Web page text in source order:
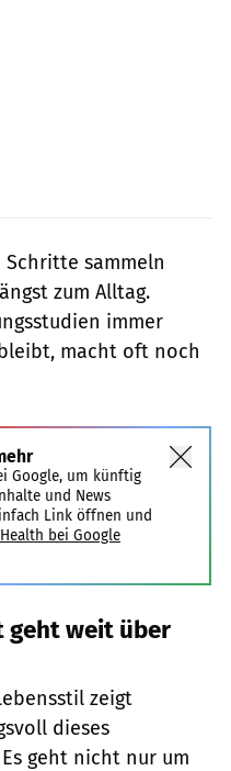
sammeln
zum Alltag.
immer
macht oft noch
Google, um künftig
und News
Link öffnen und
bei Google
geht weit über
zeigt
dieses
geht nicht nur um